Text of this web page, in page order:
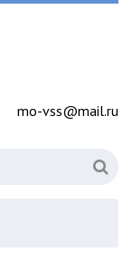
mo-vss@mail.ru